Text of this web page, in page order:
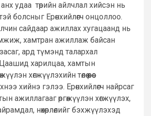
удаа төрийн айлчлал хийсэн нь
болсныг Ерөнхийлөгч онцоллоо.
сайдаар ажиллах хугацаанд нь
хамтран ажиллаж байсан
ард түмэнд талархал
харилцаа, хамтын
хөгжүүлэхийн төлөө өөрөөс
хийнэ гэлээ. Ерөнхийлөгч найрсаг
ажиллагааг өргөжүүлэн хөгжүүлэх,
нөхөрлөлийг бэхжүүлэхэд